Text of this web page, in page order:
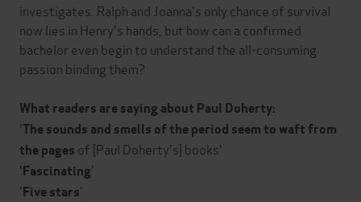
investigates. Ralph and Joanna's only chance of survival
now lies in Henry's hands, but how can a confirmed
bachelor even begin to understand the all-consuming
passion binding them?
What readers are saying about Paul Doherty:
'The sounds and smells of the period seem to waft from
the pages of [Paul Doherty's] books'
'Fascinating'
'Five stars'